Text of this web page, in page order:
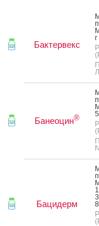
Бактервекс
Банеоцин®
Бацидерм